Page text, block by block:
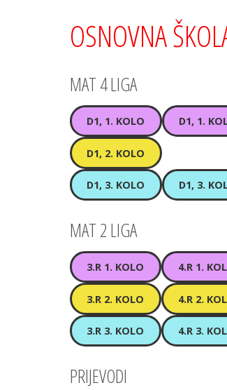
OSNOVNA
MAT 4 LIGA
D1, 1. KOLO D1, 1.
D1, 2. KOLO
D1, 3. KOLO D1, 3.
MAT 2 LIGA
3.R 1. KOLO 4.R 1.
3.R 2. KOLO 4.R 2.
3.R 3. KOLO 4.R 3.
PRIJEVODI